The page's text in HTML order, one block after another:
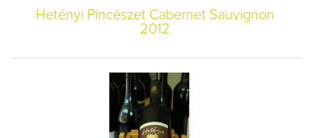
Hetényi Pincészet Cabernet Sauvignon
2012